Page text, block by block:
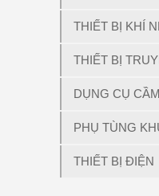
THIẾT BỊ KHÍ
THIẾT BỊ
DỤNG CỤ
PHỤ TÙNG
THIẾT BỊ ĐIỆN